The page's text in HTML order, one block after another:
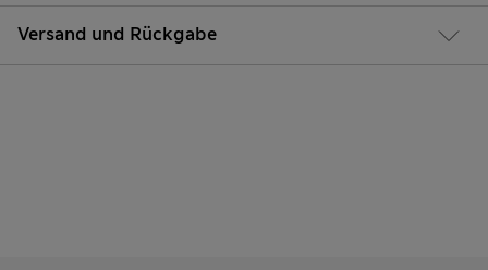
Versand und Rückgabe